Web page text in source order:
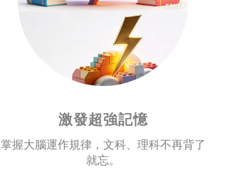
激發超強記憶
掌握大腦運作規律，文科、理科不再背了
就忘。